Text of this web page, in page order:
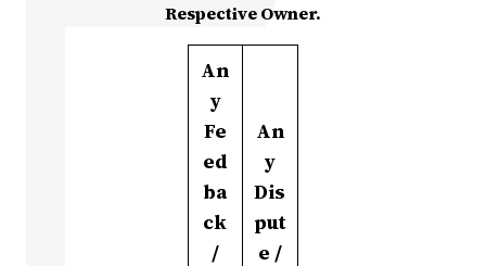
Respective Owner.
An
y
Fe
ed
ba
ck
/
An
y
Dis
put
e /